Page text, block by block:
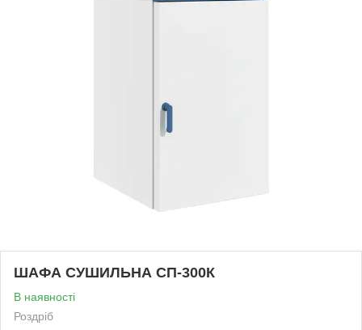
ШАФА СУШИЛЬНА СП-300К
В наявності
Роздріб